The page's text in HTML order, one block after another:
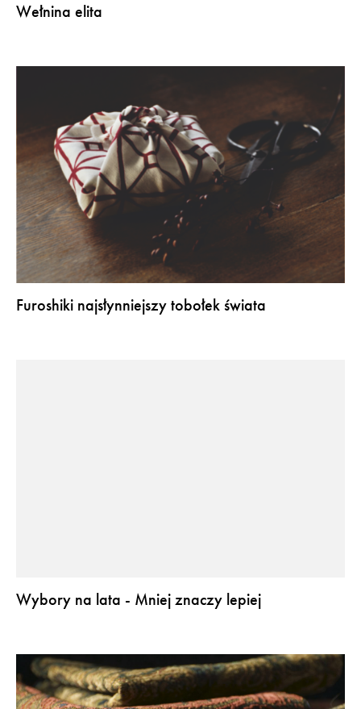
Wełnina elita
Furoshiki najsłynniejszy tobołek świata
Wybory na lata - Mniej znaczy lepiej